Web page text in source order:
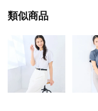
類似商品